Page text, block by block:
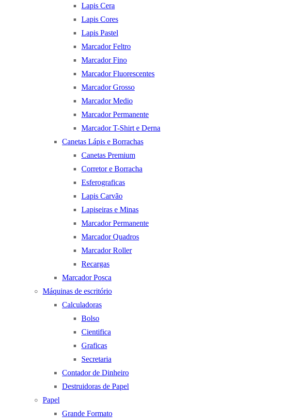
Lapis Cera
Lapis Cores
Lapis Pastel
Marcador Feltro
Marcador Fino
Marcador Fluorescentes
Marcador Grosso
Marcador Medio
Marcador Permanente
Marcador T-Shirt e Derna
Canetas Lápis e Borrachas
Canetas Premium
Corretor e Borracha
Esferograficas
Lapis Carvão
Lapiseiras e Minas
Marcador Permanente
Marcador Quadros
Marcador Roller
Recargas
Marcador Posca
Máquinas de escritório
Calculadoras
Bolso
Cientifica
Graficas
Secretaria
Contador de Dinheiro
Destruidoras de Papel
Papel
Grande Formato